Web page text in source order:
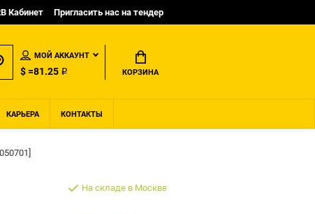
Кабинет Пригласить нас на тендер
МОЙ АККАУНТ
$ =81.25 ₽ КОРЗИНА
КАРЬЕРА КОНТАКТЫ
На складе в Москве